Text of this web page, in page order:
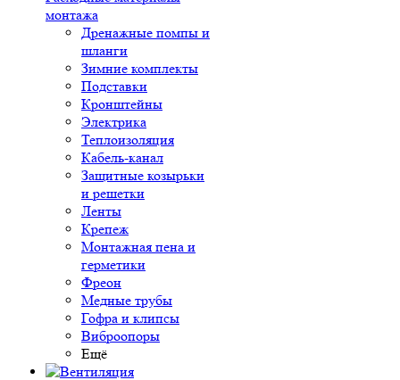
монтажа
Дренажные помпы и
шланги
Зимние комплекты
Подставки
Кронштейны
Электрика
Теплоизоляция
Кабель-канал
Защитные козырьки
и решетки
Ленты
Крепеж
Монтажная пена и
герметики
Фреон
Медные трубы
Гофра и клипсы
Виброопоры
Ещё